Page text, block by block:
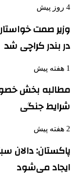
4 روز پیش
وزیر صمت
در بندر کراچی شد
1 هفته پیش
مطالبه بخش
شرایط جنگی
2 هفته پیش
پاکستان: دالان
ایجاد می‌شود